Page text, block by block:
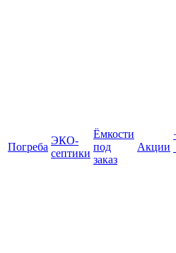
Погреба
ЭКО-
септики
Ёмкости
под
заказ
Акции